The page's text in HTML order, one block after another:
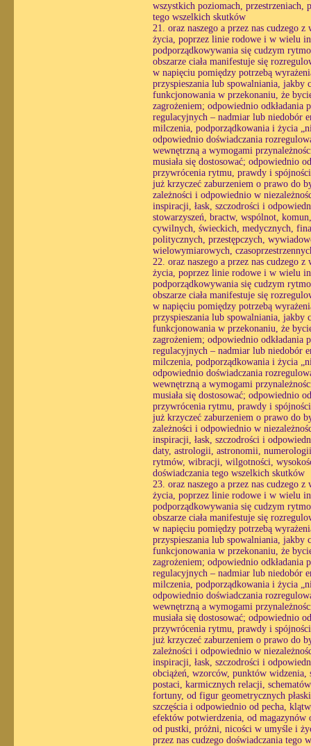
wszystkich poziomach, przestrzeniach,
tego wszelkich skutków
21. oraz naszego a przez nas cudzego
życia, poprzez linie rodowe i w wielu
podporządkowywania się cudzym
obszarze ciała manifestuje się
w napięciu pomiędzy potrzebą
przyspieszania lub spowalniania, jakby
funkcjonowania w przekonaniu, że
zagrożeniem; odpowiednio odkładania
regulacyjnych – nadmiar lub niedobór
milczenia, podporządkowania i życia
odpowiednio doświadczania
wewnętrzną a wymogami
musiała się dostosować; odpowiednio
przywrócenia rytmu, prawdy i
już krzyczeć zaburzeniem o prawo do
zależności i odpowiednio w
inspiracji, łask, szczodrości i
stowarzyszeń, bractw, wspólnot,
cywilnych, świeckich, medycznych,
politycznych, przestępczych,
wielowymiarowych,
22. oraz naszego a przez nas cudzego
życia, poprzez linie rodowe i w wielu
podporządkowywania się cudzym
obszarze ciała manifestuje się
w napięciu pomiędzy potrzebą
przyspieszania lub spowalniania, jakby
funkcjonowania w przekonaniu, że
zagrożeniem; odpowiednio odkładania
regulacyjnych – nadmiar lub niedobór
milczenia, podporządkowania i życia
odpowiednio doświadczania
wewnętrzną a wymogami
musiała się dostosować; odpowiednio
przywrócenia rytmu, prawdy i
już krzyczeć zaburzeniem o prawo do
zależności i odpowiednio w
inspiracji, łask, szczodrości i
daty, astrologii, astronomii,
rytmów, wibracji, wilgotności,
doświadczania tego wszelkich skutków
23. oraz naszego a przez nas cudzego
życia, poprzez linie rodowe i w wielu
podporządkowywania się cudzym
obszarze ciała manifestuje się
w napięciu pomiędzy potrzebą
przyspieszania lub spowalniania, jakby
funkcjonowania w przekonaniu, że
zagrożeniem; odpowiednio odkładania
regulacyjnych – nadmiar lub niedobór
milczenia, podporządkowania i życia
odpowiednio doświadczania
wewnętrzną a wymogami
musiała się dostosować; odpowiednio
przywrócenia rytmu, prawdy i
już krzyczeć zaburzeniem o prawo do
zależności i odpowiednio w
inspiracji, łask, szczodrości i
obciążeń, wzorców, punktów
postaci, karmicznych relacji,
fortuny, od figur geometrycznych
szczęścia i odpowiednio od pecha,
efektów potwierdzenia, od
od pustki, próżni, nicości w umyśle i
przez nas cudzego doświadczania tego